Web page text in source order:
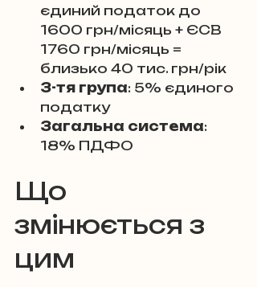
єдиний податок до
1600 грн/місяць + ЄСВ
1760 грн/місяць =
близько 40 тис. грн/рік
3-тя група: 5% єдиного
податку
Загальна система:
18% ПДФО
Що
змінюється з
цим